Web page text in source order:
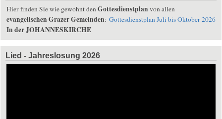
Hier finden Sie wie gewohnt den Gottesdienstplan von allen
evangelischen Grazer Gemeinden: Gottesdienstplan Juli bis Oktober 2026
In der JOHANNESKIRCHE
Lied - Jahreslosung 2026